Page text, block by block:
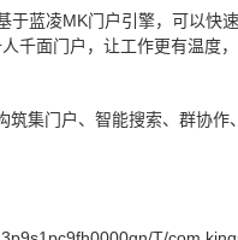
于蓝凌MK门户引擎，可以快
千面门户，让工作更有温度
筑集门户、智能搜索、群协